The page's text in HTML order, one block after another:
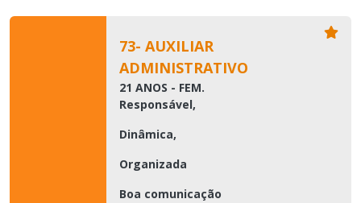
73- AUXILIAR
ADMINISTRATIVO
21 ANOS - FEM.
Responsável,
Dinâmica,
Organizada
Boa comunicação